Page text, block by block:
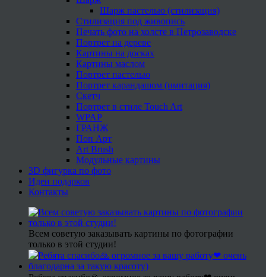
Шарж пастелью (стилизация)
Стилизация под живопись
Печать фото на холсте в Петрозаводске
Портрет на дереве
Картины на досках
Картины маслом
Портрет пастелью
Портрет карандашом (имитация)
Скетч
Портрет в стиле Touch Art
WPAP
ГРАНЖ
Поп Арт
Art Brush
Модульные картины
3D фигурка по фото
Идеи подарков
Контакты
Всем советую заказывать картины по фотографии
только в этой студии!